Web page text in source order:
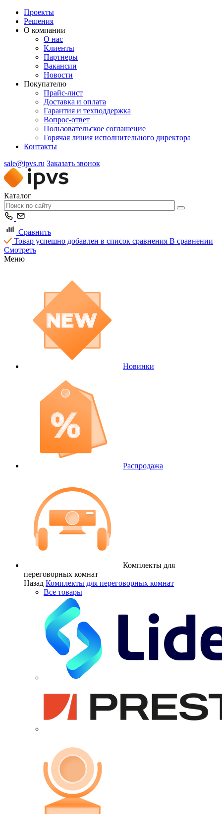
Проекты
Решения
О компании
О нас
Клиенты
Партнеры
Вакансии
Новости
Покупателю
Прайс-лист
Доставка и оплата
Гарантия и техподдержка
Вопрос-ответ
Пользовательское соглашение
Горячая линия исполнительного директора
Контакты
sale@ipvs.ru Заказать звонок
Каталог
Сравнить
Товар успешно добавлен в список сравнения В сравнении
Смотреть
Меню
Новинки
Распродажа
Комплекты для
переговорных комнат
Назад Комплекты для переговорных комнат
Все товары